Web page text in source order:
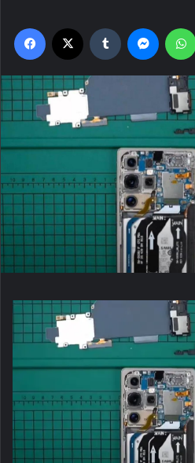
Facebook Tumblr